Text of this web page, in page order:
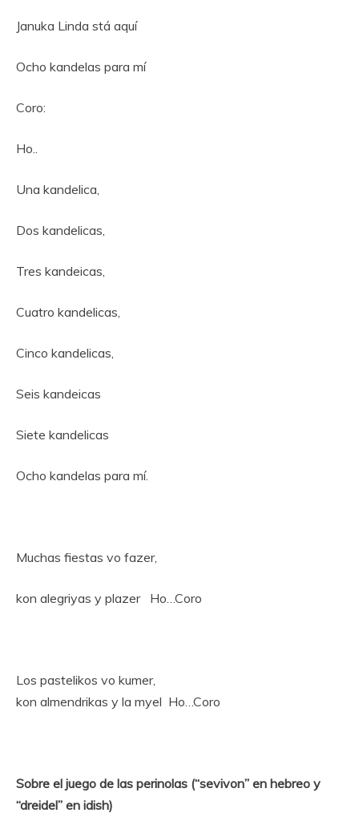
Januka Linda stá aquí
Ocho kandelas para mí
Coro:
Ho..
Una kandelica,
Dos kandelicas,
Tres kandeicas,
Cuatro kandelicas,
Cinco kandelicas,
Seis kandeicas
Siete kandelicas
Ocho kandelas para mí.
Muchas fiestas vo fazer,
kon alegriyas y plazer Ho…Coro
Los pastelikos vo kumer,
kon almendrikas y la myel Ho…Coro
Sobre el juego de las perinolas (“sevivon” en hebreo y
“dreidel” en idish)